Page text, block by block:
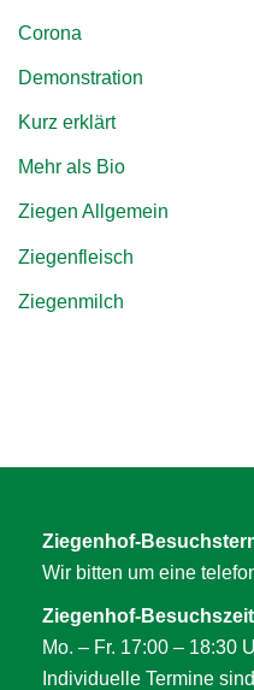
Corona
Demonstration
Kurz erklärt
Mehr als Bio
Ziegen Allgemein
Ziegenfleisch
Ziegenmilch
Ziegenhof-
Wir bitten um eine
Ziegenhof-
Mo. – Fr. 17:00 – 18:30
Individuelle Termine